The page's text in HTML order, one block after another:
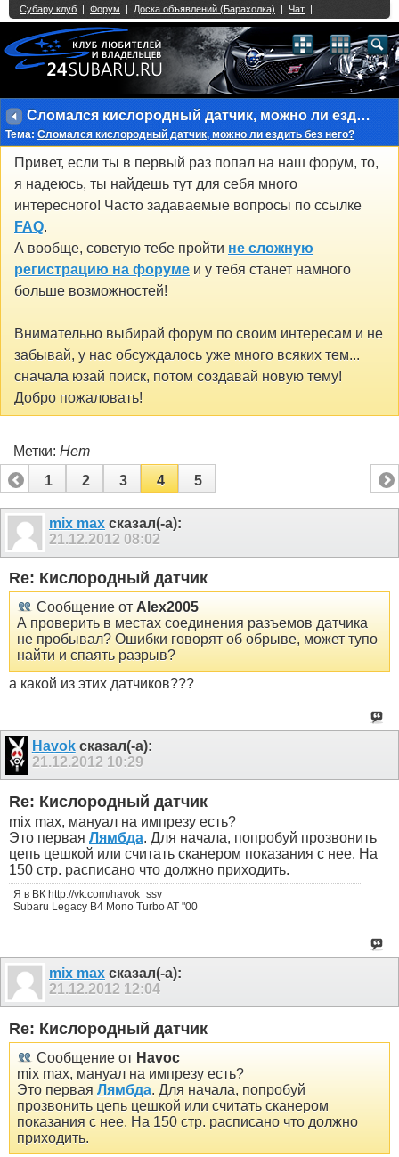
Сломался кислородный датчик, можно ли ездить без него?
Тема: Сломался кислородный датчик, можно ли ездить без него?
Привет, если ты в первый раз попал на наш форум, то,
я надеюсь, ты найдешь тут для себя много
интересного! Часто задаваемые вопросы по ссылке
FAQ.
А вообще, советую тебе пройти не сложную
регистрацию на форуме и у тебя станет намного
больше возможностей!
Внимательно выбирай форум по своим интересам и не
забывай, у нас обсуждалось уже много всяких тем...
сначала юзай поиск, потом создавай новую тему!
Добро пожаловать!
Метки: Нет
1
2 3 4 5
mix max сказал(-а):
21.12.2012 08:02
Re: Кислородный датчик
Сообщение от Alex2005
А проверить в местах соединения разъемов датчика
не пробывал? Ошибки говорят об обрыве, может тупо
найти и спаять разрыв?
а какой из этих датчиков???
Havokсказал(-а):
21.12.2012 10:29
Re: Кислородный датчик
mix max, мануал на импрезу есть?
Это первая Лямбда. Для начала, попробуй прозвонить
цепь цешкой или считать сканером показания с нее. На
150 стр. расписано что должно приходить.
Я в ВК http://vk.com/havok_ssv
Subaru Legacy B4 Mono Turbo AT "00
mix max сказал(-а):
21.12.2012 12:04
Re: Кислородный датчик
Сообщение от Havoc
mix max, мануал на импрезу есть?
Это первая Лямбда. Для начала, попробуй
прозвонить цепь цешкой или считать сканером
показания с нее. На 150 стр. расписано что должно
приходить.
Single Sign On provided byvBSSO
2 3 4 5 6 7 8 9 10 11 12 13 14 15 16 17 18 21 22 23 24 25 26
27 28 29 30 31 32 33 34 35 36 37 38 39 40 41 42 43